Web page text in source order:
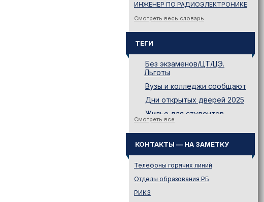
ИНЖЕНЕР ПО РАДИОЭЛЕКТРОНИКЕ
Смотреть весь словарь
ТЕГИ
Без экзаменов/ЦТ/ЦЭ.
Льготы
Вузы и колледжи сообщают
Дни открытых дверей 2025
Жилье для студентов
Иностранному абитуриенту
Куда поступать на твою
специальность?
Куда поступать? — Это надо
Смотреть все
КОНТАКТЫ — НА ЗАМЕТКУ
Телефоны горячих линий
Отделы образования РБ
РИКЗ